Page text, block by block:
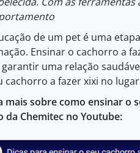
de um pet é uma
Ensinar o cachorro a
uma relação
cachorro a fazer xixi no
mais sobre como ensinar o
da Chemitec no Youtube: